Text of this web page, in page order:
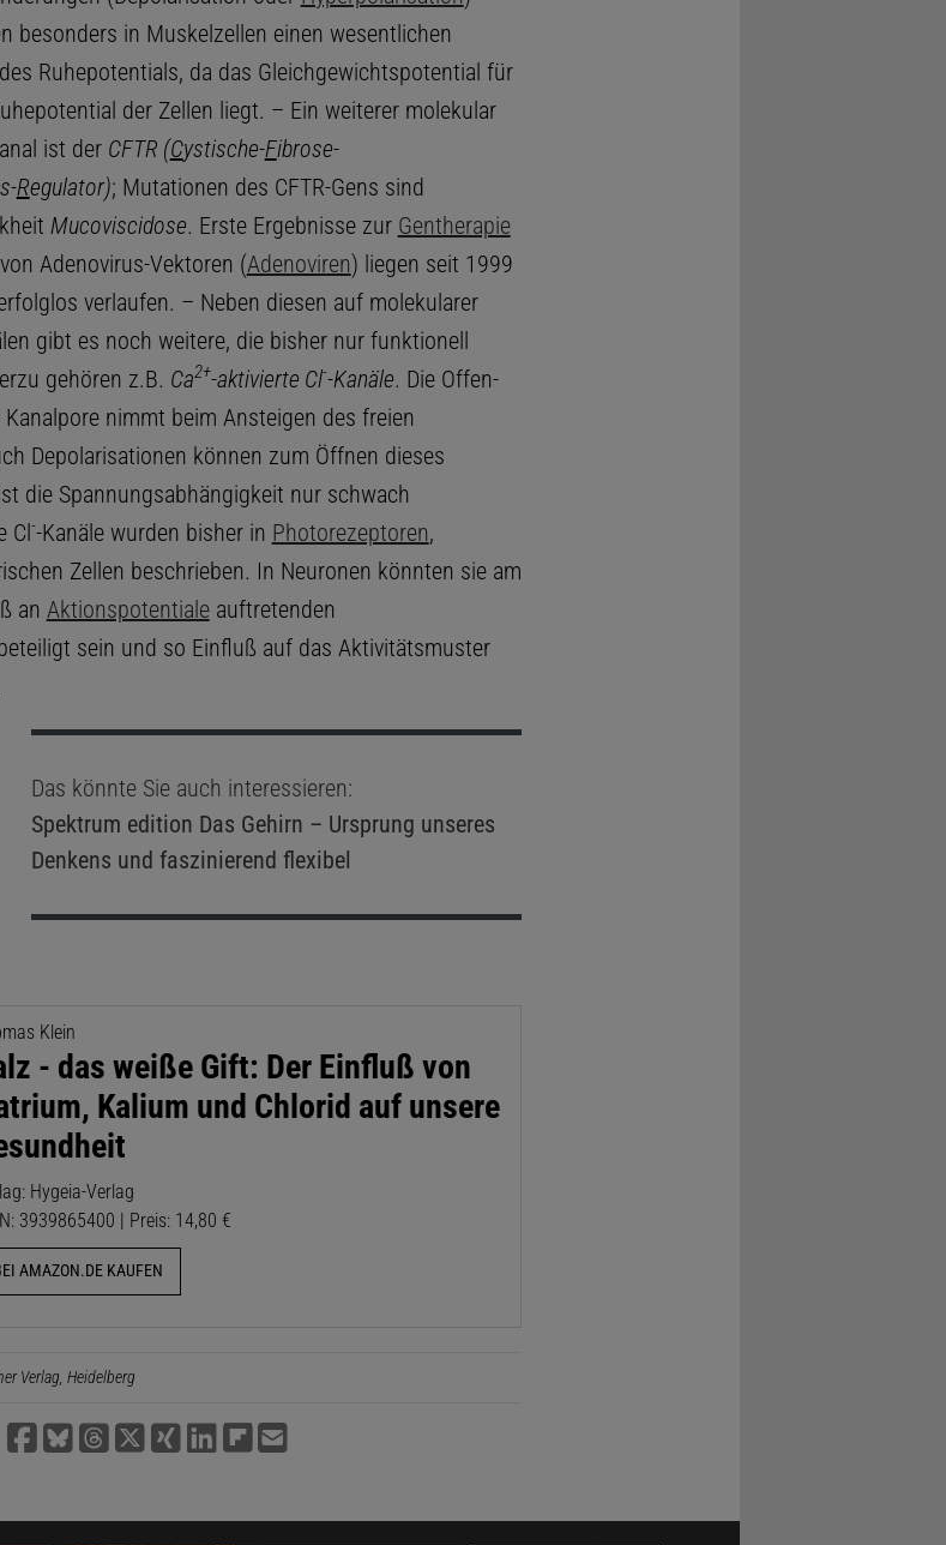
besonders in Muskelzellen einen wesentlichen
Ruhepotentials, da das Gleichgewichtspotential für
der Zellen liegt. – Ein weiterer molekular
ist der CFTR (Cystische-Fibrose-
Regulator); Mutationen des CFTR-Gens sind
Mucoviscidose. Erste Ergebnisse zur Gentherapie
Adenovirus-Vektoren (Adenoviren) liegen seit 1999
verlaufen. – Neben diesen auf molekularer
gibt es noch weitere, die bisher nur funktionell
gehören z.B. Ca2+-aktivierte Cl--Kanäle. Die Offen-
nimmt beim Ansteigen des freien
Depolarisationen können zum Öffnen dieses
die Spannungsabhängigkeit nur schwach
Cl--Kanäle wurden bisher in Photorezeptoren,
Zellen beschrieben. In Neuronen könnten sie am
an Aktionspotentialeauftretenden
sein und so Einfluß auf das Aktivitätsmuster
Das könnte Sie auch interessieren:
Spektrum edition Das Gehirn – Ursprung unseres
Denkens und faszinierend flexibel
Klein
- das weiße Gift: Der Einfluß von
Kalium und Chlorid auf unsere
Hygeia-Verlag
3939865400 | Preis: 14,80 €
AMAZON.DE KAUFEN
Verlag, Heidelberg